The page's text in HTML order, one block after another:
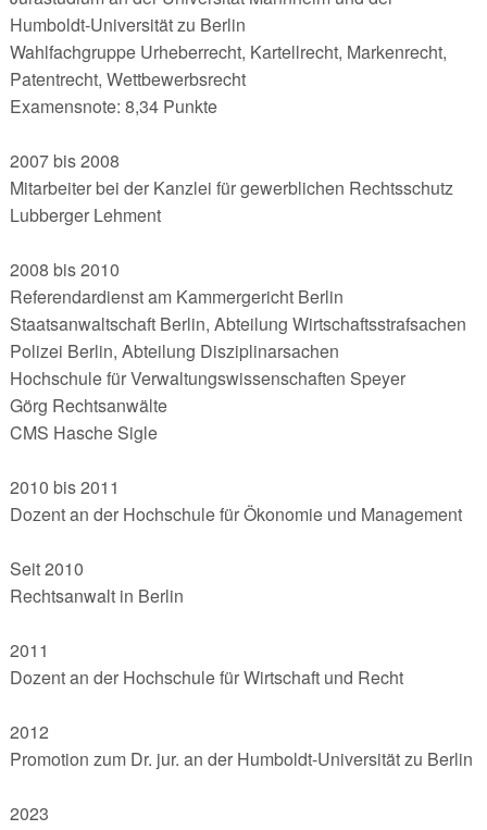
Humboldt-Universität zu Berlin
Wahlfachgruppe Urheberrecht, Kartellrecht, Markenrecht,
Patentrecht, Wettbewerbsrecht
Examensnote: 8,34 Punkte
2007 bis 2008
Mitarbeiter bei der Kanzlei für gewerblichen Rechtsschutz
Lubberger Lehment
2008 bis 2010
Referendardienst am Kammergericht Berlin
Staatsanwaltschaft Berlin, Abteilung Wirtschaftsstrafsachen
Polizei Berlin, Abteilung Disziplinarsachen
Hochschule für Verwaltungswissenschaften Speyer
Görg Rechtsanwälte
CMS Hasche Sigle
2010 bis 2011
Dozent an der Hochschule für Ökonomie und Management
Seit 2010
Rechtsanwalt in Berlin
2011
Dozent an der Hochschule für Wirtschaft und Recht
2012
Promotion zum Dr. jur. an der Humboldt-Universität zu Berlin
2023